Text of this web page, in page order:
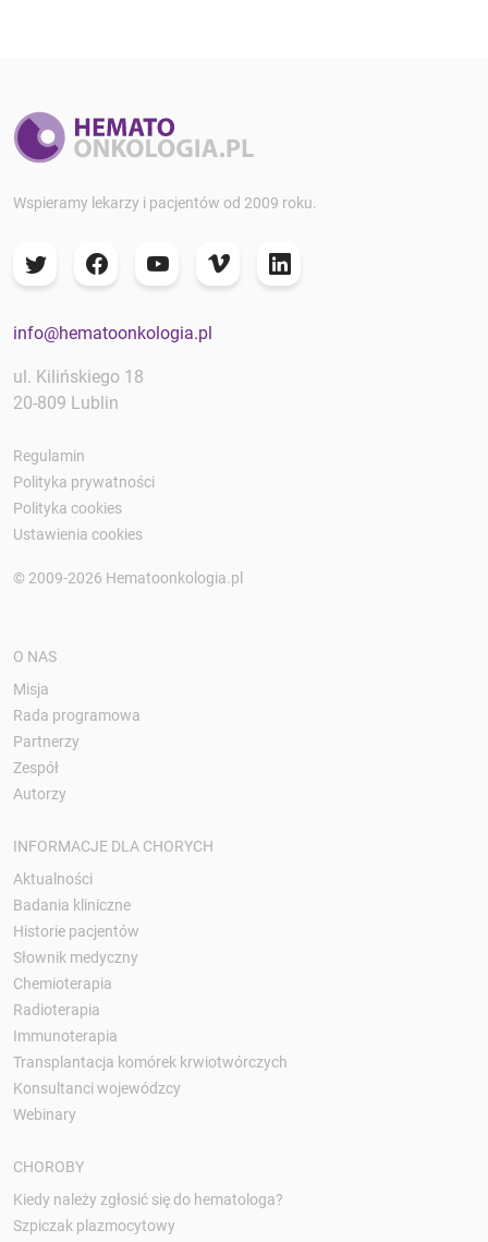
Wspieramy lekarzy i pacjentów od 2009 roku.
info@hematoonkologia.pl
ul. Kilińskiego 18
20-809 Lublin
Regulamin
Polityka prywatności
Polityka cookies
Ustawienia cookies
© 2009-2026 Hematoonkologia.pl
O NAS
Misja
Rada programowa
Partnerzy
Zespół
Autorzy
INFORMACJE DLA CHORYCH
Aktualności
Badania kliniczne
Historie pacjentów
Słownik medyczny
Chemioterapia
Radioterapia
Immunoterapia
Transplantacja komórek krwiotwórczych
Konsultanci wojewódzcy
Webinary
CHOROBY
Kiedy należy zgłosić się do hematologa?
Szpiczak plazmocytowy